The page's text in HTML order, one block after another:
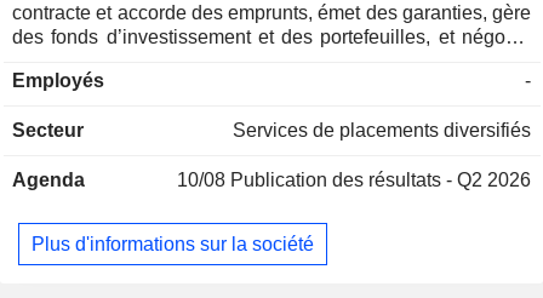
contracte et accorde des emprunts, émet des garanties, gère
des fonds d’investissement et des portefeuilles, et négocie
s’articule autour de deux segments : la gestion d’actifs et les
comprend la gestion de fonds et la gestion de patrimoine. Le
participation de base, qui consiste en des participations
l’investissement stratégique, qui soutient les partenariats
avec des sociétés internationales ; et l’investissement de
Employés -
Secteur Services de placements diversifiés
Agenda 10/08 Publication des résultats - Q2 2026
Plus d'informations sur la société